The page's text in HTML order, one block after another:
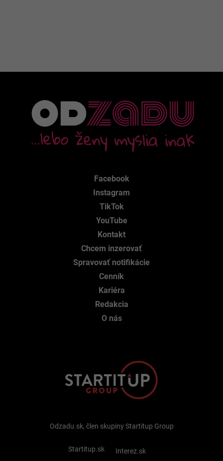
Facebook
Instagram
TikTok
YouTube
Kontakt
Chcem inzerovať
Spravovať notifikácie
Cenník
Kariéra
Redakcia
O nás
Odzadu.sk, člen skupiny Startitup Group
Startitup.sk
Interez.sk